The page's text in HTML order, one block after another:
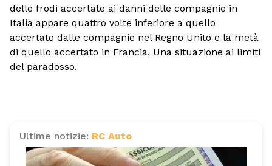
delle frodi accertate ai danni delle compagnie in
Italia appare quattro volte inferiore a quello
accertato dalle compagnie nel Regno Unito e la metà
di quello accertato in Francia. Una situazione ai limiti
del paradosso.
Ultime notizie: RC Auto